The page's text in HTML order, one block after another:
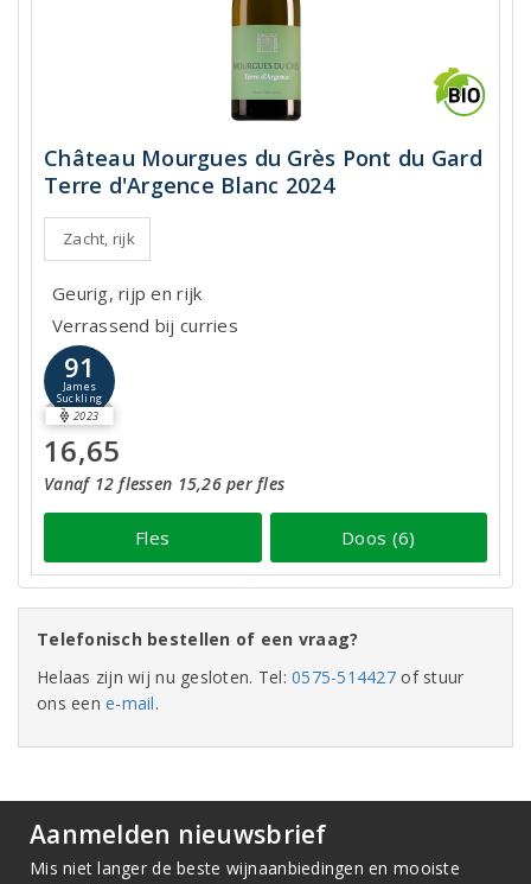
Château Mourgues du Grès Pont du Gard
Terre d'Argence Blanc 2024
Zacht, rijk
Geurig, rijp en rijk
Verrassend bij curries
91
James
Suckling
2023
16,65
Vanaf 12 flessen 15,26 per fles
Fles Doos (6)
Telefonisch bestellen of een vraag?
Helaas zijn wij nu gesloten. Tel:0575-514427 of stuur
ons eene-mail.
Aanmelden nieuwsbrief
Mis niet langer de beste wijnaanbiedingen en mooiste